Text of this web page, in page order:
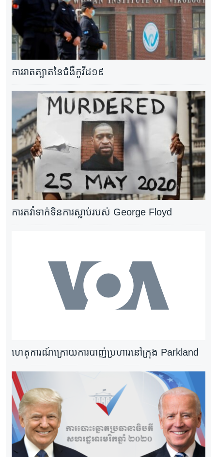
ការ​រាតត្បាត​នៃ​ជំងឺ​កូវីដ១៩
ការតវ៉ាទាក់ទិនការស្លាប់របស់ George Floyd
ហេតុការណ៍ក្រោយការបាញ់ប្រហារនៅក្រុង Parkland